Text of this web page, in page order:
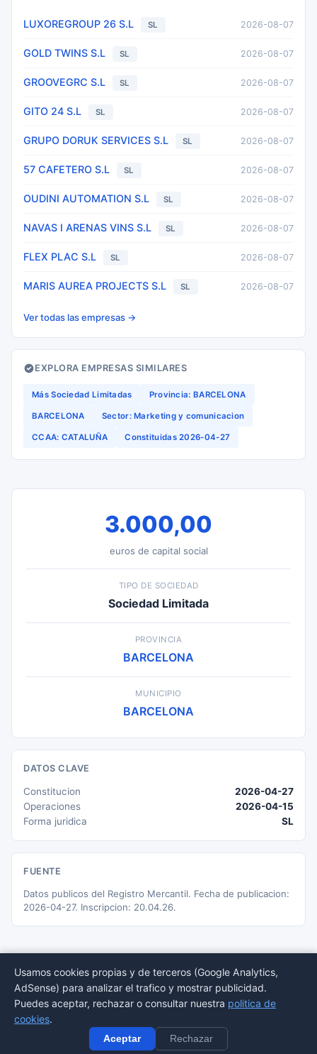
LUXOREGROUP 26 S.L SL 2026-08-07
GOLD TWINS S.L SL 2026-08-07
GROOVEGRC S.L SL 2026-08-07
GITO 24 S.L SL 2026-08-07
GRUPO DORUK SERVICES S.L SL 2026-08-07
57 CAFETERO S.L SL 2026-08-07
OUDINI AUTOMATION S.L SL 2026-08-07
NAVAS I ARENAS VINS S.L SL 2026-08-07
FLEX PLAC S.L SL 2026-08-07
MARIS AUREA PROJECTS S.L SL 2026-08-07
Ver todas las empresas →
EXPLORA EMPRESAS SIMILARES
Más Sociedad Limitadas Provincia: BARCELONA
BARCELONA Sector: Marketing y comunicacion
CCAA: CATALUÑA Constituidas 2026-04-27
3.000,00
euros de capital social
TIPO DE SOCIEDAD
Sociedad Limitada
PROVINCIA
BARCELONA
MUNICIPIO
BARCELONA
DATOS CLAVE
Constitucion
2026-04-27
Operaciones
2026-04-15
Forma juridica
SL
FUENTE
Datos publicos del Registro Mercantil. Fecha de publicacion:
2026-04-27. Inscripcion: 20.04.26.
© 2026 BORMEDirectorio — Datos publicos del Registro Mercantil
Provincias
legal
Usamos cookies propias y de terceros (Google Analytics,
AdSense) para analizar el trafico y mostrar publicidad.
Puedes aceptar, rechazar o consultar nuestra politica de
cookies.
Aceptar Rechazar